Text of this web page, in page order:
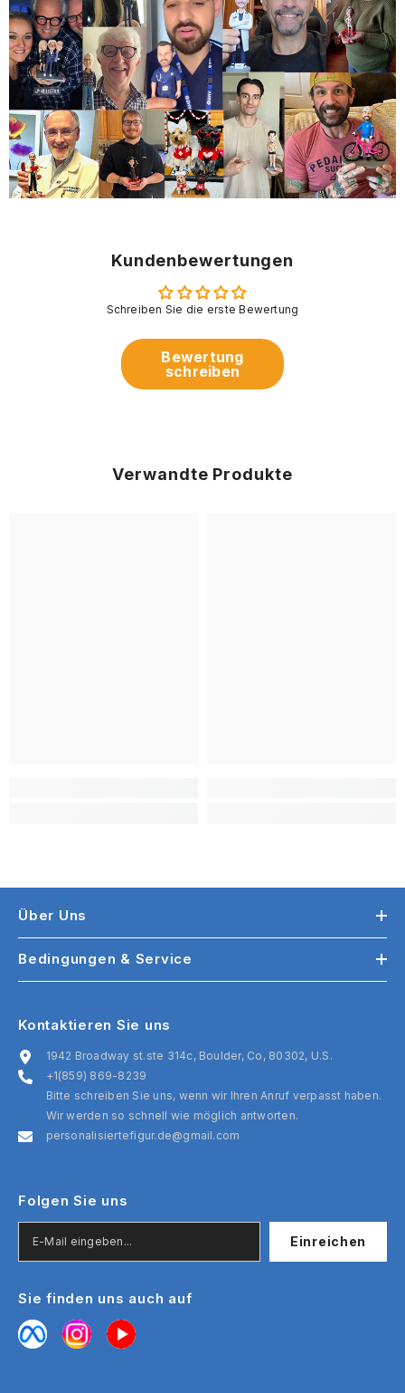
Kundenbewertungen
Schreiben Sie die erste Bewertung
Bewertung
schreiben
Verwandte Produkte
Über Uns
Bedingungen & Service
Kontaktieren Sie uns
1942 Broadway st.ste 314c, Boulder, Co, 80302, U.S.
+1(859) 869-8239
Bitte schreiben Sie uns, wenn wir Ihren Anruf verpasst haben.
Wir werden so schnell wie möglich antworten.
personalisiertefigur.de@gmail.com
Folgen Sie uns
Einreichen
Sie finden uns auch auf